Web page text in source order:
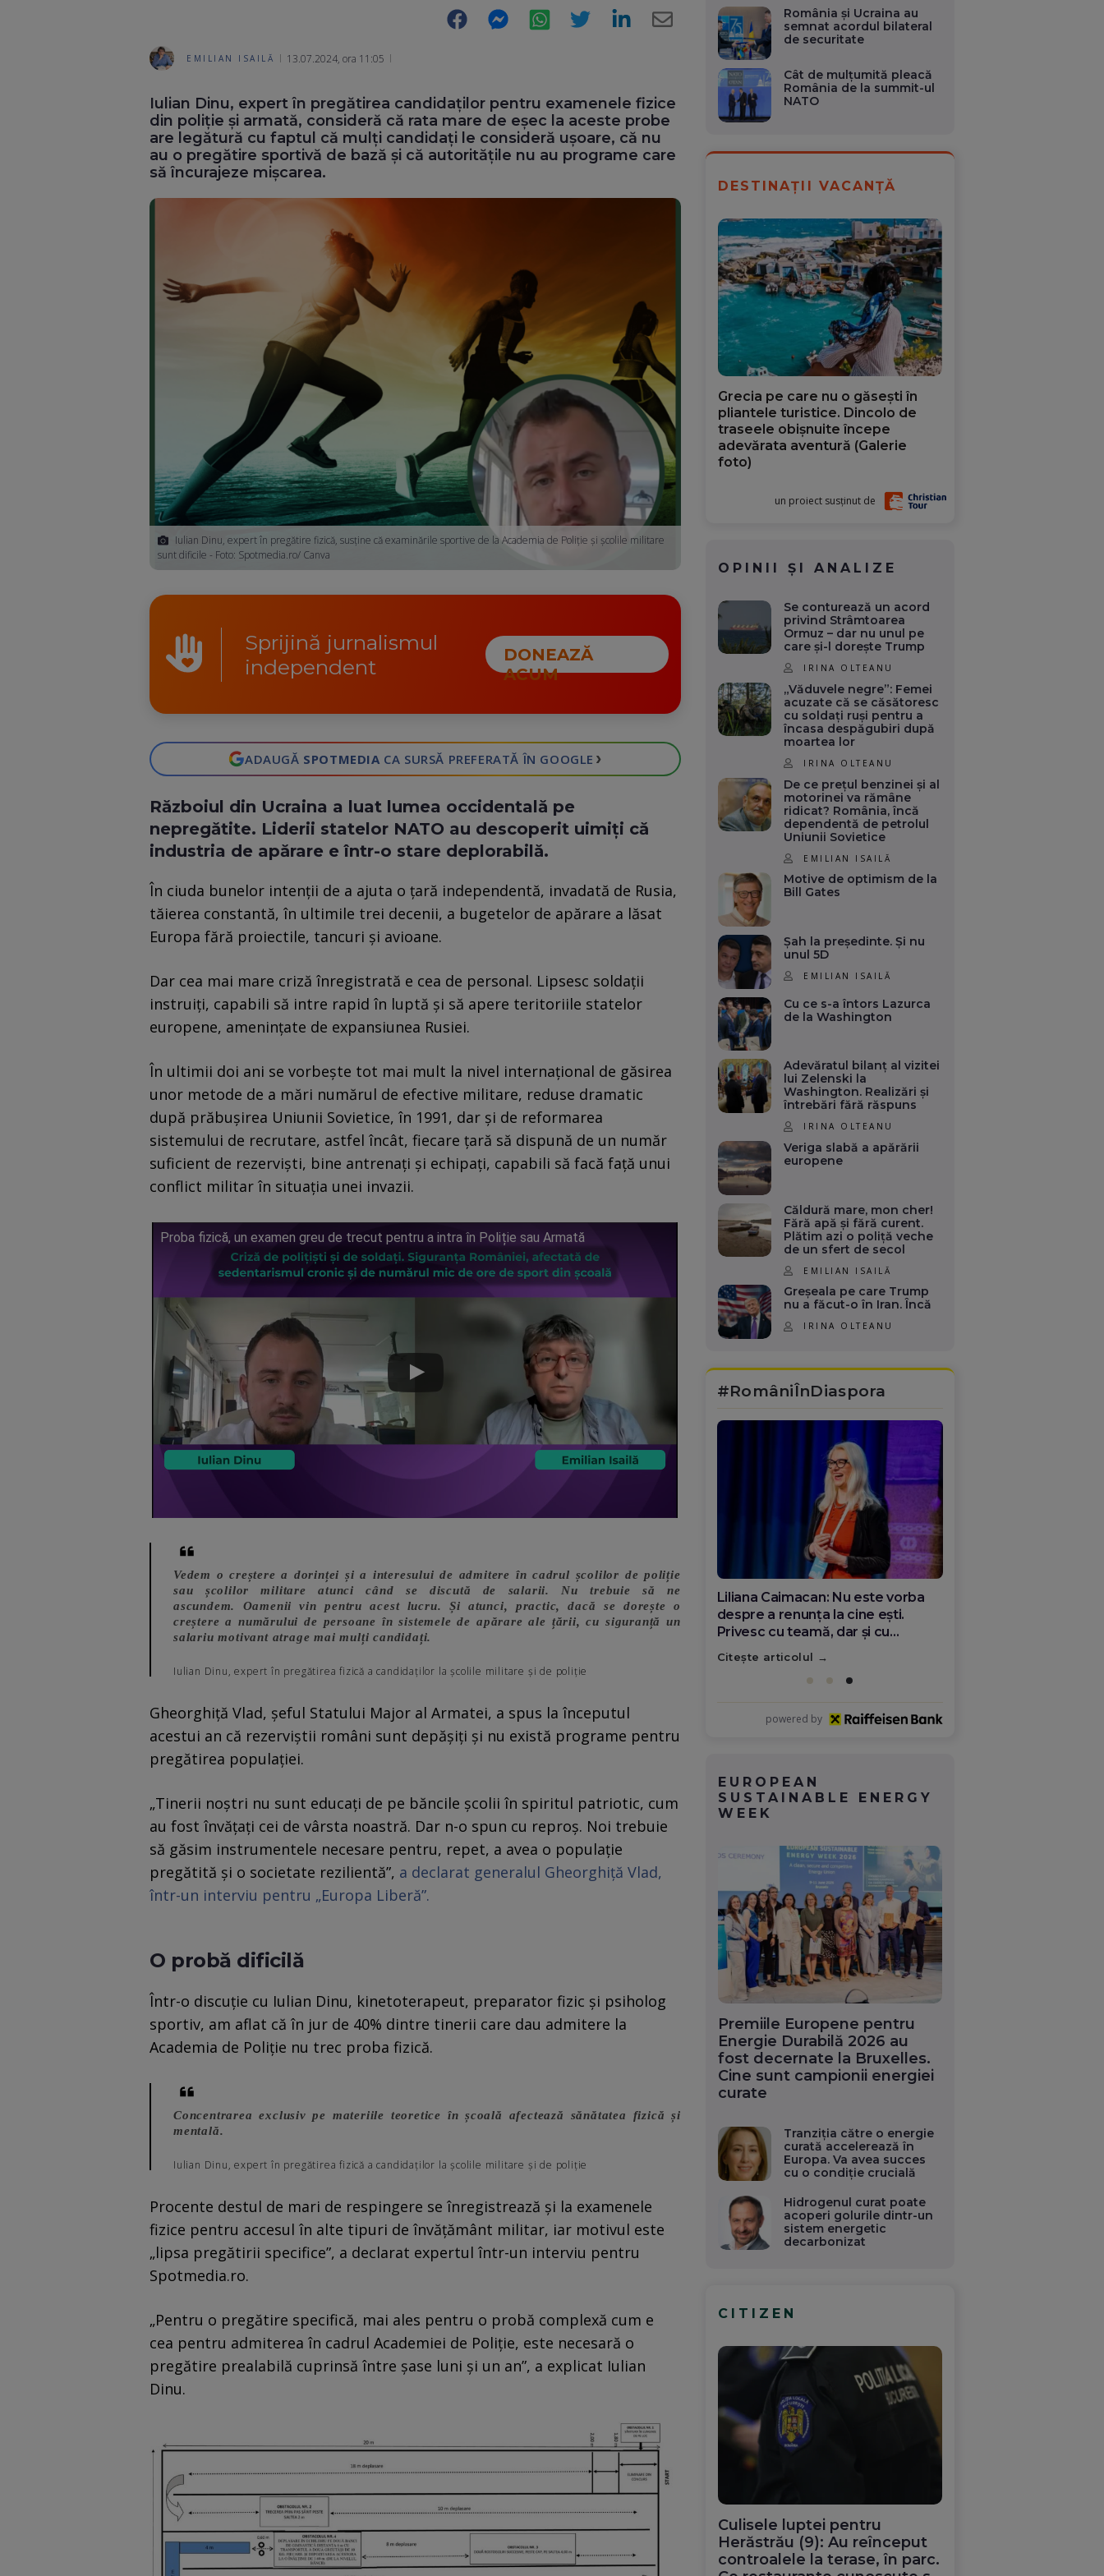
Facebook Messenger WhatsApp Twitter LinkedIn
EMILIAN ISAILĂ 13.07.2024, ora 11:05
Iulian Dinu, expert în pregătirea candidaților pentru examenele fizice
din poliție și armată, consideră că rata mare de eșec la aceste probe
are legătură cu faptul că mulți candidați le consideră ușoare, că nu
au o pregătire sportivă de bază și că autoritățile nu au programe care
să încurajeze mișcarea.
Iulian Dinu, expert în pregătire fizică, susține că examinările sportive de la Academia de Poliție și școlile militare
sunt dificile - Foto: Spotmedia.ro/ Canva
Sprijină jurnalismul
independent
DONEAZĂ
ACUM
ADAUGĂ SPOTMEDIA CA SURSĂ PREFERATĂ ÎN GOOGLE ›
Războiul din Ucraina a luat lumea occidentală pe
nepregătite. Liderii statelor NATO au descoperit uimiți că
industria de apărare e într-o stare deplorabilă.
În ciuda bunelor intenții de a ajuta o țară independentă, invadată de Rusia,
tăierea constantă, în ultimile trei decenii, a bugetelor de apărare a lăsat
Europa fără proiectile, tancuri și avioane.
Dar cea mai mare criză înregistrată e cea de personal. Lipsesc soldații
instruiți, capabili să intre rapid în luptă și să apere teritoriile statelor
europene, amenințate de expansiunea Rusiei.
În ultimii doi ani se vorbește tot mai mult la nivel internațional de găsirea
unor metode de a mări numărul de efective militare, reduse dramatic
după prăbușirea Uniunii Sovietice, în 1991, dar și de reformarea
sistemului de recrutare, astfel încât, fiecare țară să dispună de un număr
suficient de rezerviști, bine antrenați și echipați, capabili să facă față unui
conflict militar în situația unei invazii.
Proba fizică, un examen greu de trecut pentru a intra în Poliție sau Armată
Vedem o creștere a dorinței și a interesului de admitere în cadrul școlilor de poliție
sau școlilor militare atunci când se discută de salarii. Nu trebuie să ne
ascundem. Oamenii vin pentru acest lucru. Și atunci, practic, dacă se dorește o
creștere a numărului de persoane în sistemele de apărare ale țării, cu siguranță un
salariu motivant atrage mai mulți candidați.
Iulian Dinu, expert în pregătirea fizică a candidaților la școlile militare și de poliție
Gheorghiță Vlad, șeful Statului Major al Armatei, a spus la începutul
acestui an că rezerviștii români sunt depășiți și nu există programe pentru
pregătirea populației.
„Tinerii noștri nu sunt educați de pe băncile școlii în spiritul patriotic, cum
au fost învățați cei de vârsta noastră. Dar n-o spun cu reproș. Noi trebuie
să găsim instrumentele necesare pentru, repet, a avea o populație
pregătită și o societate rezilientă”, a declarat generalul Gheorghiță Vlad,
într-un interviu pentru „Europa Liberă”.
O probă dificilă
Într-o discuție cu Iulian Dinu, kinetoterapeut, preparator fizic și psiholog
sportiv, am aflat că în jur de 40% dintre tinerii care dau admitere la
Academia de Poliție nu trec proba fizică.
Concentrarea exclusiv pe materiile teoretice în școală afectează sănătatea fizică și
mentală.
Iulian Dinu, expert în pregătirea fizică a candidaților la școlile militare și de poliție
Procente destul de mari de respingere se înregistrează și la examenele
fizice pentru accesul în alte tipuri de învățământ militar, iar motivul este
„lipsa pregătirii specifice”, a declarat expertul într-un interviu pentru
Spotmedia.ro.
„Pentru o pregătire specifică, mai ales pentru o probă complexă cum e
cea pentru admiterea în cadrul Academiei de Poliție, este necesară o
pregătire prealabilă cuprinsă între șase luni și un an”, a explicat Iulian
Dinu.
România și Ucraina au
semnat acordul bilateral
de securitate
Cât de mulțumită pleacă
România de la summit-ul
NATO
DESTINAȚII VACANȚĂ
Grecia pe care nu o găsești în
pliantele turistice. Dincolo de
traseele obișnuite începe
adevărata aventură (Galerie
foto)
un proiect susținut de
OPINII ȘI ANALIZE
Se conturează un acord
privind Strâmtoarea
Ormuz – dar nu unul pe
care și-l dorește Trump
IRINA OLTEANU
„Văduvele negre”: Femei
acuzate că se căsătoresc
cu soldați ruși pentru a
încasa despăgubiri după
moartea lor
IRINA OLTEANU
De ce prețul benzinei și al
motorinei va rămâne
ridicat? România, încă
dependentă de petrolul
Uniunii Sovietice
EMILIAN ISAILĂ
Motive de optimism de la
Bill Gates
Șah la președinte. Și nu
unul 5D
EMILIAN ISAILĂ
Cu ce s-a întors Lazurca
de la Washington
Adevăratul bilanț al vizitei
lui Zelenski la
Washington. Realizări și
întrebări fără răspuns
IRINA OLTEANU
Veriga slabă a apărării
europene
Căldură mare, mon cher!
Fără apă și fără curent.
Plătim azi o poliță veche
de un sfert de secol
EMILIAN ISAILĂ
Greșeala pe care Trump
nu a făcut-o în Iran. Încă
IRINA OLTEANU
#RomâniÎnDiaspora
Diana Olar, românca de la Google
care demonstrează că diaspora
poate schimba România
Citește articolul
powered by
EUROPEAN
SUSTAINABLE ENERGY
WEEK
Premiile Europene pentru
Energie Durabilă 2026 au
fost decernate la Bruxelles.
Cine sunt campionii energiei
curate
Tranziția către o energie
curată accelerează în
Europa. Va avea succes
cu o condiție crucială
Hidrogenul curat poate
acoperi golurile dintr-un
sistem energetic
decarbonizat
CITIZEN
Culisele luptei pentru
Herăstrău (9): Au reînceput
controalele la terase, în parc.